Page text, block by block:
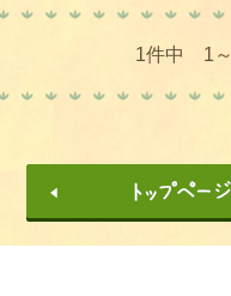
1件中 1